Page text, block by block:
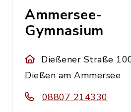
Ammersee-
Gymnasium
Dießener Straße
Dießen am Ammersee
08807 214330